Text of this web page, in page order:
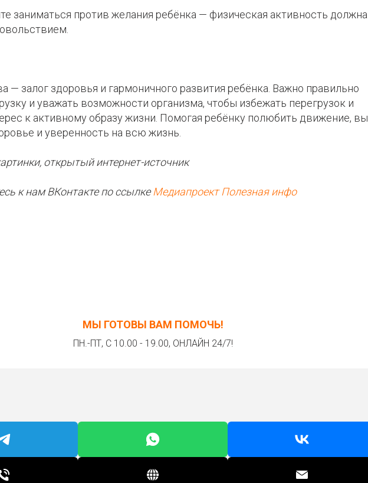
заниматься против желания ребёнка — физическая активность должна
— залог здоровья и гармоничного развития ребёнка. Важно правильно
и уважать возможности организма, чтобы избежать перегрузок и
к активному образу жизни. Помогая ребёнку полюбить движение, вы
и уверенность на всю жизнь.
открытый интернет-источник
к нам ВКонтакте по ссылкеМедиапроект Полезная инфо
МЫ ГОТОВЫ ВАМ ПОМОЧЬ!
ПН.-ПТ, С 10.00 - 19.00, ОНЛАЙН 24/7!